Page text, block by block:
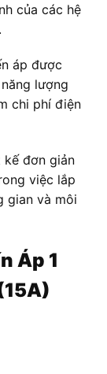
của các hệ
áp được
lượng
chi phí điện
đơn giản
việc lắp
gian và môi
Áp 1